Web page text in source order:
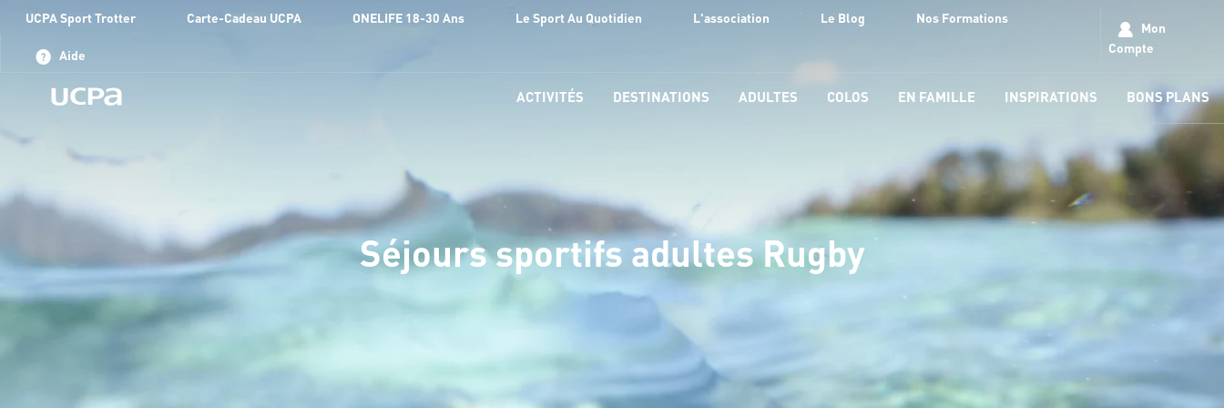
UCPA Sport Trotter Carte-Cadeau UCPA ONELIFE 18-30 Ans Le Sport Au Quotidien L'association Le Blog Nos Formations
Aide
Mon
Compte
ACTIVITÉS DESTINATIONS ADULTES COLOS EN FAMILLE INSPIRATIONS BONS PLANS
Séjours sportifs adultes Rugby